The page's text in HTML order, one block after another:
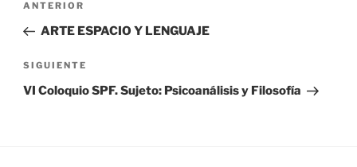
entradas
Entrada
anterior:
ANTERIOR
ARTE ESPACIO Y LENGUAJE
Siguiente
entrada
SIGUIENTE
VI Coloquio SPF. Sujeto: Psicoanálisis y Filosofía